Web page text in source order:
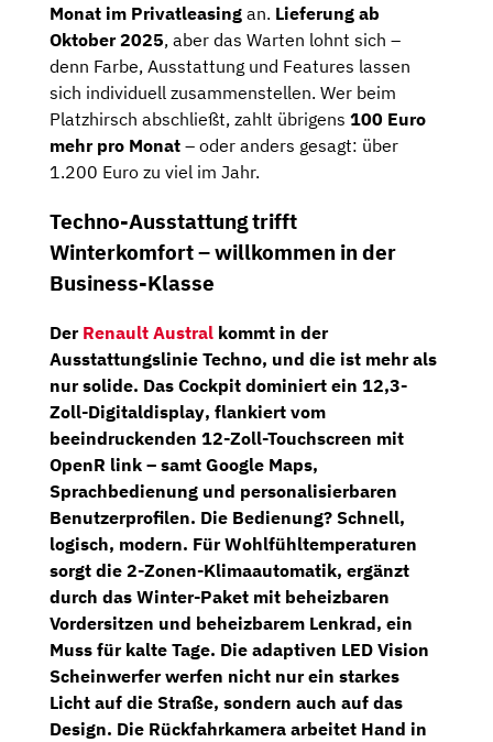
Monat im Privatleasing an. Lieferung ab
Oktober 2025, aber das Warten lohnt sich –
denn Farbe, Ausstattung und Features lassen
sich individuell zusammenstellen. Wer beim
Platzhirsch abschließt, zahlt übrigens 100 Euro
mehr pro Monat – oder anders gesagt: über
1.200 Euro zu viel im Jahr.
Techno-Ausstattung trifft
Winterkomfort – willkommen in der
Business-Klasse
Der Renault Austral kommt in der
Ausstattungslinie Techno, und die ist mehr als
nur solide. Das Cockpit dominiert ein 12,3-
Zoll-Digitaldisplay, flankiert vom
beeindruckenden 12-Zoll-Touchscreen mit
OpenR link – samt Google Maps,
Sprachbedienung und personalisierbaren
Benutzerprofilen. Die Bedienung? Schnell,
logisch, modern. Für Wohlfühltemperaturen
sorgt die 2-Zonen-Klimaautomatik, ergänzt
durch das Winter-Paket mit beheizbaren
Vordersitzen und beheizbarem Lenkrad, ein
Muss für kalte Tage. Die adaptiven LED Vision
Scheinwerferwerfen nicht nur ein starkes
Licht auf die Straße, sondern auch auf das
Design. Die Rückfahrkamera arbeitet Hand in